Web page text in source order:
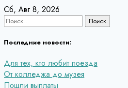
Перейти
к
Сб, Авг 8, 2026
Найти:
Последние новости:
Для тех, кто любит поезда
От колледжа до музея
Пошли выплаты